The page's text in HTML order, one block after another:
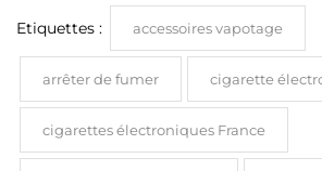
Etiquettes : accessoires vapotage
arrêter de fumer cigarette
cigarettes électroniques France